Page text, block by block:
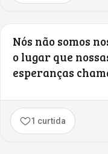
Nós não somos
o lugar que
esperanças
1 curtida